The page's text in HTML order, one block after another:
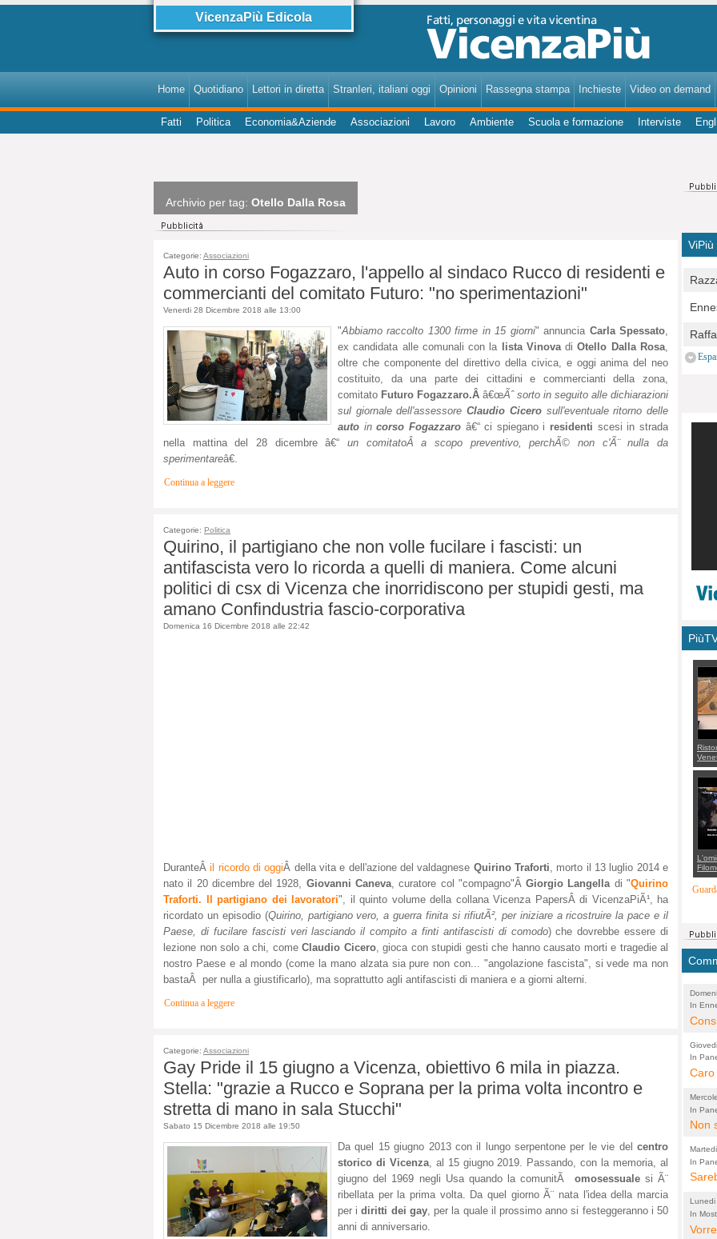
VicenzaPiù Edicola
Home Quotidiano Lettori in diretta StranIeri, italiani oggi Opinioni Rassegna stampa Inchieste Video on demand
Fatti Politica Economia&Aziende Associazioni Lavoro Ambiente Scuola e formazione Interviste
Archivio per tag: Otello Dalla Rosa
Categorie: Associazioni
Auto in corso Fogazzaro, l'appello al sindaco Rucco di residenti e
commercianti del comitato Futuro: "no sperimentazioni"
Venerdi 28 Dicembre 2018 alle 13:00
"Abbiamo raccolto 1300 firme in 15 giorni" annunciaCarla Spessato,
ex candidata alle comunali con la
lista VinovadiOtello Dalla Rosa,
oltre che componente del direttivo della civica, e oggi anima del neo
costituito, da una parte dei cittadini e commercianti della zona,
comitato Futuro Fogazzaro.Â â€œÃˆ sorto in seguito alle dichiarazioni
sul giornale dell'assessoreClaudio Cicerosull'eventuale ritorno delle
auto incorso Fogazzaroâ€“ ci spiegano i residenti scesi in strada
nella mattina del 28 dicembre â€“ un comitatoÂ a scopo preventivo, perchÃ© non c'Ã¨ nulla da
sperimentareâ€.
Continua a leggere
Categorie: Politica
Quirino, il partigiano che non volle fucilare i fascisti: un
antifascista vero lo ricorda a quelli di maniera. Come alcuni
politici di csx di Vicenza che inorridiscono per stupidi gesti, ma
amano Confindustria fascio-corporativa
Domenica 16 Dicembre 2018 alle 22:42
DuranteÂil ricordo di oggiÂ della vita e dell'azione del valdagnese Quirino Traforti, morto il 13 luglio 2014 e
nato il 20 dicembre del 1928, Giovanni Caneva, curatore col "compagno"ÂGiorgio Langelladi "Quirino
Traforti. Il partigiano dei lavoratori", il quinto volume della collana Vicenza PapersÂ di VicenzaPiÃ¹, ha
ricordato un episodio (Quirino, partigiano vero, a guerra finita si rifiutÃ², per iniziare a ricostruire la pace e il
Paese, di fucilare fascisti veri lasciando il compito a finti antifascisti di comodo) che dovrebbe essere di
lezione non solo a chi, come Claudio Cicero, gioca con stupidi gesti che hanno causato morti e tragedie al
nostro Paese e al mondo (come la mano alzata sia pure non con... "angolazione fascista", si vede ma non
bastaÂ per nulla a giustificarlo), ma soprattutto agli antifascisti di maniera e a giorni alterni.
Continua a leggere
Categorie: Associazioni
Gay Pride il 15 giugno a Vicenza, obiettivo 6 mila in piazza.
Stella: "grazie a Rucco e Soprana per la prima volta incontro e
stretta di mano in sala Stucchi"
Sabato 15 Dicembre 2018 alle 19:50
Da quel 15 giugno 2013 con il lungo serpentone per le vie del centro
storico di Vicenza, al 15 giugno 2019. Passando, con la memoria, al
giugno del 1969 negli Usa quando la comunitÃ omosessuale si Ã¨
ribellata per la prima volta. Da quel giorno Ã¨ nata l'idea della marcia
per idiritti dei gay, per la quale il prossimo anno si festeggeranno i 50
anni di anniversario.
ViPiù
per
E
con
In
per
che
qui
PER
In
Caro
sono
(non
dal
In
Non
la
In
In
di